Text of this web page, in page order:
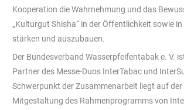
Kooperation die Wahrnehmung und das
„Kulturgut Shisha“ in der Öffentlichkeit sowie
stärken und auszubauen.
Der Bundesverband Wasserpfeifentabak e. V.
Partner des Messe-Duos InterTabac und
Schwerpunkt der Zusammenarbeit liegt auf
Mitgestaltung des Rahmenprogramms von